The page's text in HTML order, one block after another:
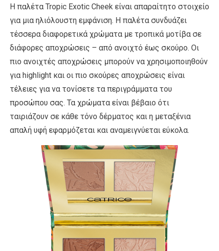
Η παλέτα Tropic Exotic Cheek είναι απαραίτητο στοιχείο
για μια ηλιόλουστη εμφάνιση. Η παλέτα συνδυάζει
τέσσερα διαφορετικά χρώματα με τροπικά μοτίβα σε
διάφορες αποχρώσεις – από ανοιχτό έως σκούρο. Οι
πιο ανοιχτές αποχρώσεις μπορούν να χρησιμοποιηθούν
για highlight και οι πιο σκούρες αποχρώσεις είναι
τέλειες για να τονίσετε τα περιγράμματα του
προσώπου σας. Τα χρώματα είναι βέβαιο ότι
ταιριάζουν σε κάθε τόνο δέρματος και η μεταξένια
απαλή υφή εφαρμόζεται και αναμειγνύεται εύκολα.